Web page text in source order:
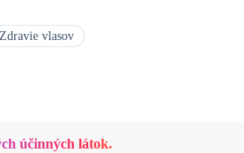
vlasov
účinných látok.